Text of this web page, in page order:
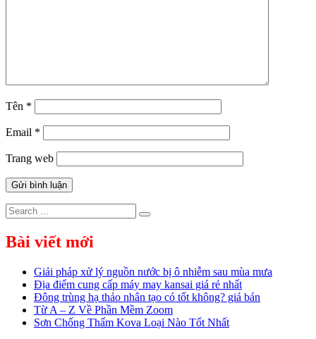
Tên *
Email *
Trang web
Search
for:
Search
Bài viết mới
Giải pháp xử lý nguồn nước bị ô nhiễm sau mùa mưa
Địa điểm cung cấp máy may kansai giá rẻ nhất
Đông trùng hạ thảo nhân tạo có tốt không? giá bán
Từ A – Z Về Phần Mềm Zoom
Sơn Chống Thấm Kova Loại Nào Tốt Nhất